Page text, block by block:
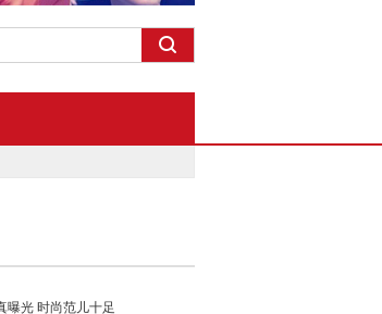
曝光 时尚范儿十足